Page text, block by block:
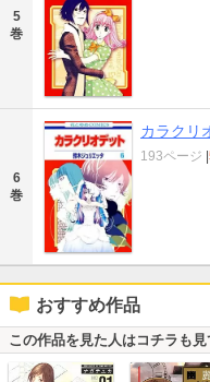
5
巻
6
巻
カラクリ
193ページ
おすすめ作品
この作品を見た人はコチラも